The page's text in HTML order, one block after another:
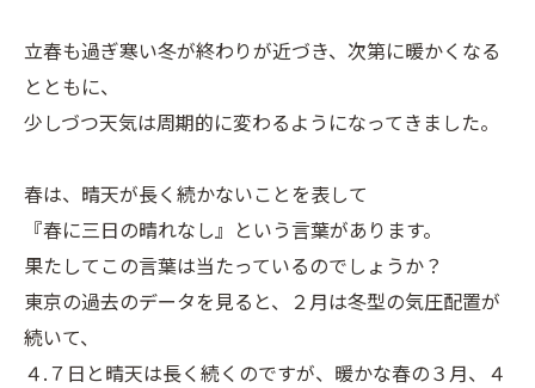
立春も過ぎ寒い冬が終わりが近づき、次第に暖かくなる
とともに、
少しづつ天気は周期的に変わるようになってきました。
春は、晴天が長く続かないことを表して
『春に三日の晴れなし』という言葉があります。
果たしてこの言葉は当たっているのでしょうか？
東京の過去のデータを見ると、２月は冬型の気圧配置が
続いて、
４.７日と晴天は長く続くのですが、暖かな春の３月、４